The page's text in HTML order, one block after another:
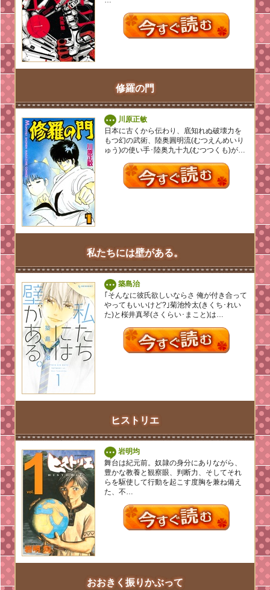
修羅の門
川原正敏
日本に古くから伝わり、底知れぬ破壊力を
もつ幻の武術、陸奥圓明流(むつえんめいり
ゅう)の使い手･陸奥九十九(むつつくも)が…
私たちには壁がある。
築島治
｢そんなに彼氏欲しいならさ 俺が付き合って
やってもいいけど?｣菊池怜太(きくち･れい
た)と桜井真琴(さくらい･まこと)は…
ヒストリエ
岩明均
舞台は紀元前。奴隷の身分にありながら、
豊かな教養と観察眼、判断力、そしてそれ
らを駆使して行動を起こす度胸を兼ね備え
た、不…
おおきく振りかぶって